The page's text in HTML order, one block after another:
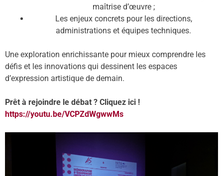
maîtrise d’œuvre ;
Les enjeux concrets pour les directions,
administrations et équipes techniques.
Une exploration enrichissante pour mieux comprendre les
défis et les innovations qui dessinent les espaces
d’expression artistique de demain.
Prêt à rejoindre le débat ? Cliquez ici !
https://youtu.be/VCPZdWgwwMs